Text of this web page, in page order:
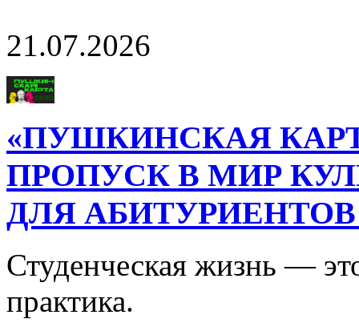
21.07.2026
«ПУШКИНСКАЯ
ПРОПУСК В МИР
ДЛЯ
Студенческая жизнь —
практика.